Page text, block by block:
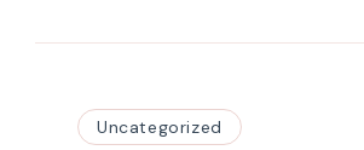
Uncategorized